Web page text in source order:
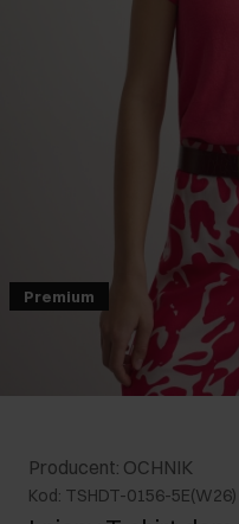
Premium
Producent: OCHNIK
Kod: TSHDT-0156-5E(W26)